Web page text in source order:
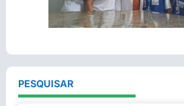
PESQUISAR